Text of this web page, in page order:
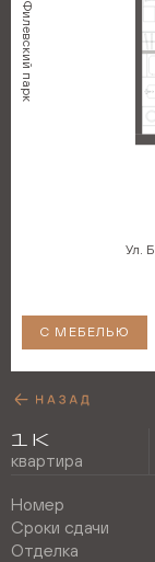
Ул.
Филевский парк
С МЕБЕЛЬЮ
1 К
квартира
Номер
Сроки сдачи
Отделка